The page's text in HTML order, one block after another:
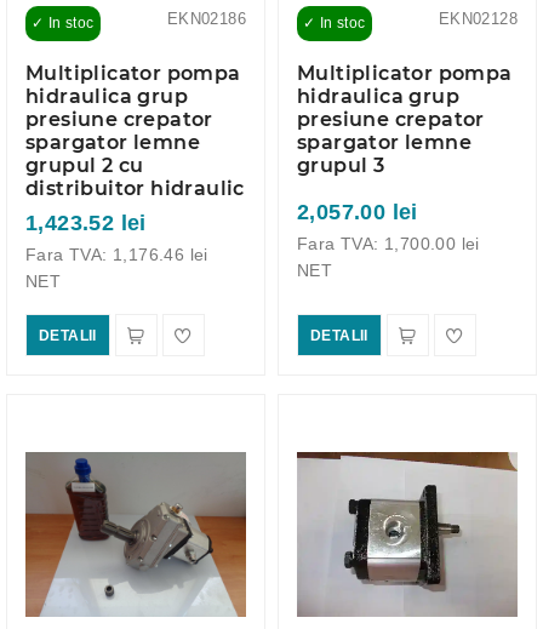
EKN02186
✓ In stoc
Multiplicator pompa
hidraulica grup
presiune crepator
spargator lemne
grupul 2 cu
distribuitor hidraulic
1,423.52 lei
Fara TVA: 1,176.46 lei
NET
DETALII
EKN02128
✓ In stoc
Multiplicator pompa
hidraulica grup
presiune crepator
spargator lemne
grupul 3
2,057.00 lei
Fara TVA: 1,700.00 lei
NET
DETALII